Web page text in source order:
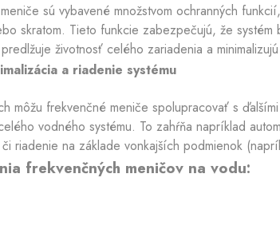
sú vybavené množstvom ochranných
skratom. Tieto funkcie zabezpečujú, že
životnosť celého zariadenia a
a riadenie systému
môžu frekvenčné meniče spolupracovať s
vodného systému. To zahŕňa napríklad
riadenie na základe vonkajších podmienok
frekvenčných meničov na vodu: